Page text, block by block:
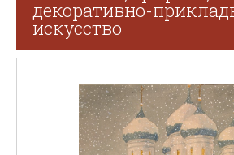
декоративно-
искусство